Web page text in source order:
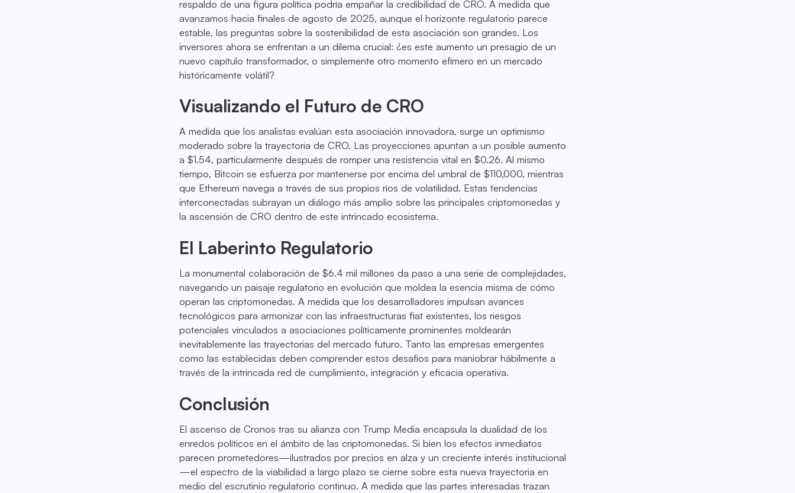
respaldo de una figura política podría empañar la credibilidad de CRO. A medida que
avanzamos hacia finales de agosto de 2025, aunque el horizonte regulatorio parece
estable, las preguntas sobre la sostenibilidad de esta asociación son grandes. Los
inversores ahora se enfrentan a un dilema crucial: ¿es este aumento un presagio de un
nuevo capítulo transformador, o simplemente otro momento efímero en un mercado
históricamente volátil?
Visualizando el Futuro de CRO
A medida que los analistas evalúan esta asociación innovadora, surge un optimismo
moderado sobre la trayectoria de CRO. Las proyecciones apuntan a un posible aumento
a $1.54, particularmente después de romper una resistencia vital en $0.26. Al mismo
tiempo, Bitcoin se esfuerza por mantenerse por encima del umbral de $110,000, mientras
que Ethereum navega a través de sus propios ríos de volatilidad. Estas tendencias
interconectadas subrayan un diálogo más amplio sobre las principales criptomonedas y
la ascensión de CRO dentro de este intrincado ecosistema.
El Laberinto Regulatorio
La monumental colaboración de $6.4 mil millones da paso a una serie de complejidades,
navegando un paisaje regulatorio en evolución que moldea la esencia misma de cómo
operan las criptomonedas. A medida que los desarrolladores impulsan avances
tecnológicos para armonizar con las infraestructuras fiat existentes, los riesgos
potenciales vinculados a asociaciones políticamente prominentes moldearán
inevitablemente las trayectorias del mercado futuro. Tanto las empresas emergentes
como las establecidas deben comprender estos desafíos para maniobrar hábilmente a
través de la intrincada red de cumplimiento, integración y eficacia operativa.
Conclusión
El ascenso de Cronos tras su alianza con Trump Media encapsula la dualidad de los
enredos políticos en el ámbito de las criptomonedas. Si bien los efectos inmediatos
parecen prometedores—ilustrados por precios en alza y un creciente interés institucional
—el espectro de la viabilidad a largo plazo se cierne sobre esta nueva trayectoria en
medio del escrutinio regulatorio continuo. A medida que las partes interesadas trazan